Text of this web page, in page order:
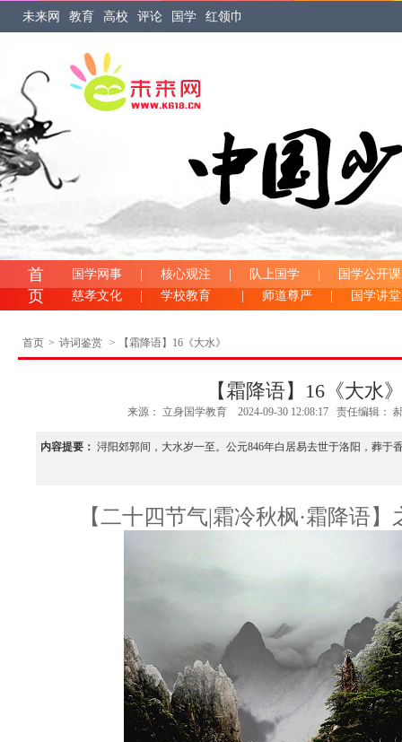
未来网 教育 高校 评论 国学 红领巾
首
页
国学网事 核心观注 队上国学
国学公开课
慈孝文化
学校教育 师道尊严 国学讲
首页 > 诗词鉴赏 > 【霜降语】16《大水》
【霜降语】16《大水
来源： 立身国学教育 2024-09-30 12:08:17 责任编辑：
内容提要： 浔阳郊郭间，大水岁一至。公元846年白居易去世于洛阳，葬于
【二十四节气|霜冷秋枫·霜降语】